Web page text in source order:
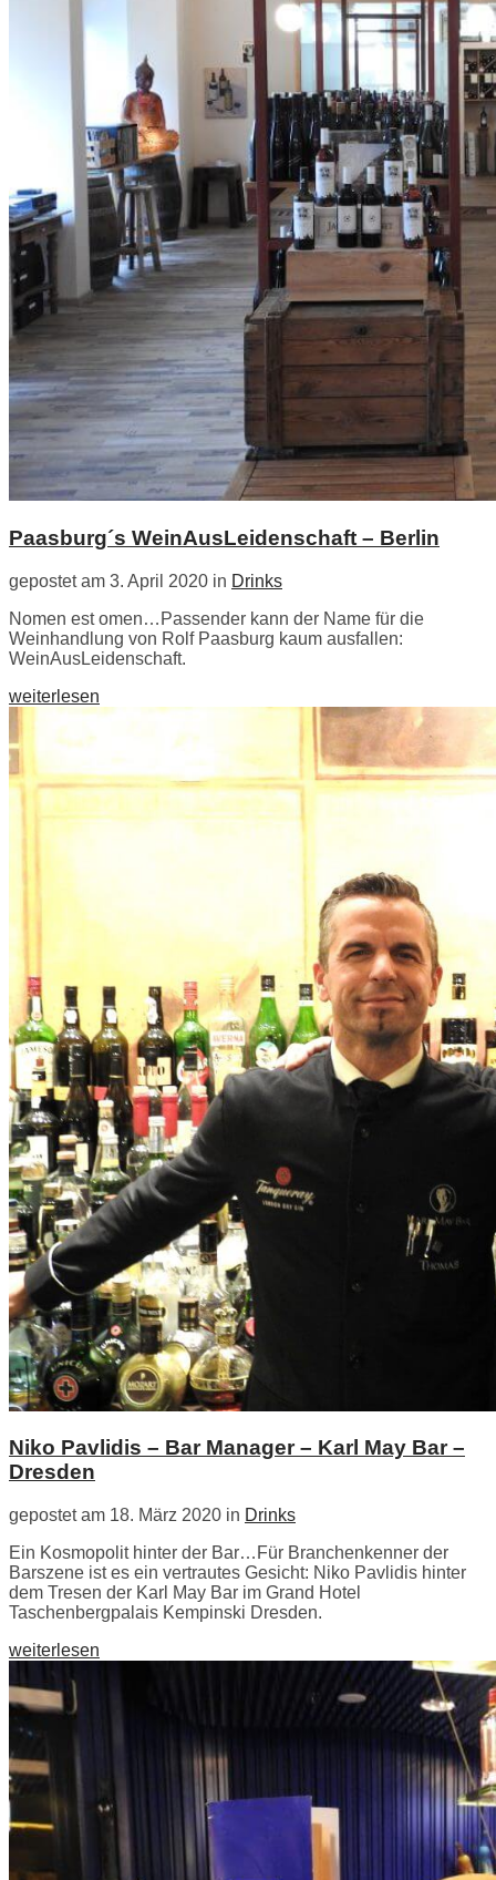
Paasburg´s WeinAusLeidenschaft – Berlin
gepostet am 3. April 2020 in Drinks
Nomen est omen…Passender kann der Name für die
Weinhandlung von Rolf Paasburg kaum ausfallen:
WeinAusLeidenschaft.
weiterlesen
Niko Pavlidis – Bar Manager – Karl May Bar –
Dresden
gepostet am 18. März 2020 in Drinks
Ein Kosmopolit hinter der Bar…Für Branchenkenner der
Barszene ist es ein vertrautes Gesicht: Niko Pavlidis hinter
dem Tresen der Karl May Bar im Grand Hotel
Taschenbergpalais Kempinski Dresden.
weiterlesen